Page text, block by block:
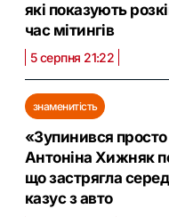
які показують
час мітингів
5 серпня 21:22
знаменитість
«Зупинився
Антоніна Хижняк
що застрягла
казус з авто